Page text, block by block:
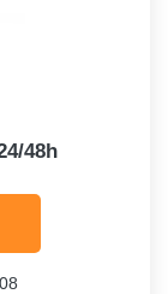
48h